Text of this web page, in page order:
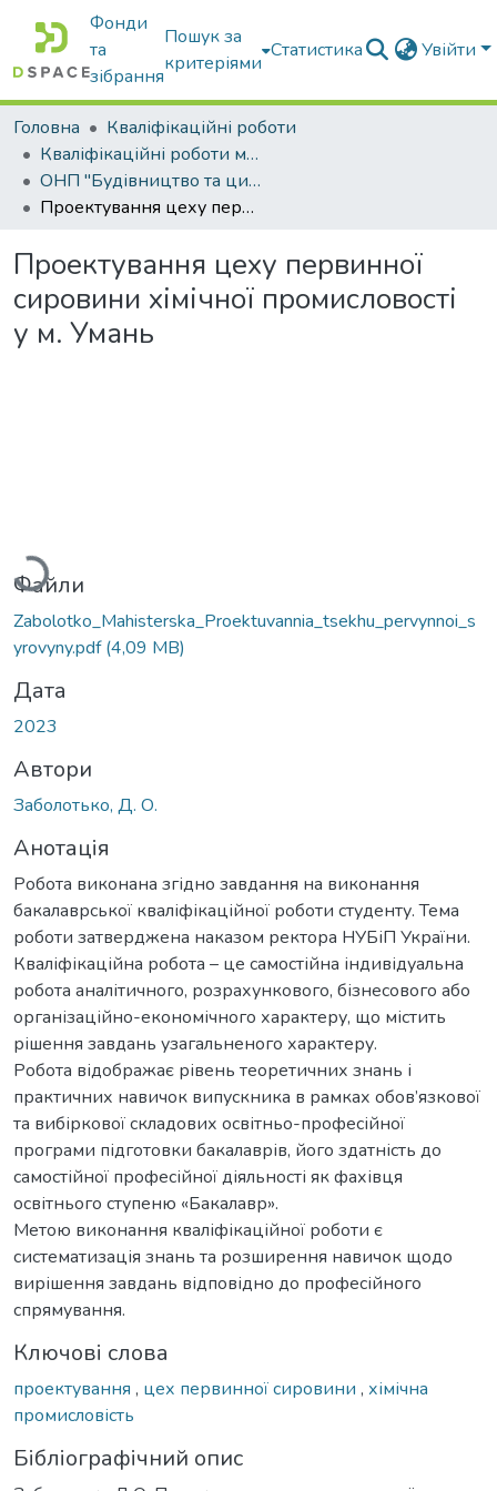
Фонди
та
зібрання
Пошук за
критеріями
Статистика Увійти
Головна
Кваліфікаційні роботи
Кваліфікаційні роботи магістрів
ОНП "Будівництво та цивільна інженерія"
Проектування цеху первинної сировини хімічної промисловості у м. Умань
Проектування цеху первинної
сировини хімічної промисловості
у м. Умань
Вантажиться...
Файли
Zabolotko_Mahisterska_Proektuvannia_tsekhu_pervynnoi_s
yrovyny.pdf(4,09 MB)
Дата
2023
Автори
Заболотько, Д. О.
Анотація
Робота виконана згідно завдання на виконання
бакалаврської кваліфікаційної роботи студенту. Тема
роботи затверджена наказом ректора НУБіП України.
Кваліфікаційна робота – це самостійна індивідуальна
робота аналітичного, розрахункового, бізнесового або
організаційно-економічного характеру, що містить
рішення завдань узагальненого характеру.
Робота відображає рівень теоретичних знань і
практичних навичок випускника в рамках обов’язкової
та вибіркової складових освітньо-професійної
програми підготовки бакалаврів, його здатність до
самостійної професійної діяльності як фахівця
освітнього ступеню «Бакалавр».
Метою виконання кваліфікаційної роботи є
систематизація знань та розширення навичок щодо
вирішення завдань відповідно до професійного
спрямування.
Ключові слова
проектування , цех первинної сировини , хімічна
промисловість
Бібліографічний опис